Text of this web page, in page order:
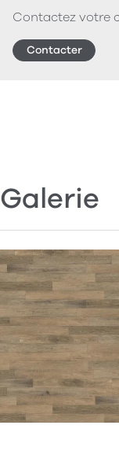
Contactez votre
Contacter
Galerie